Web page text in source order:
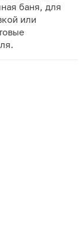
баня, для
или